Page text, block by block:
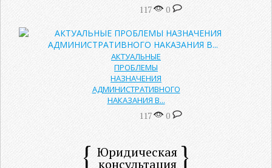
117 0
АКТУАЛЬНЫЕ
ПРОБЛЕМЫ
НАЗНАЧЕНИЯ
АДМИНИСТРАТИВНОГО
НАКАЗАНИЯ В...
117 0
Юридическая
консультация